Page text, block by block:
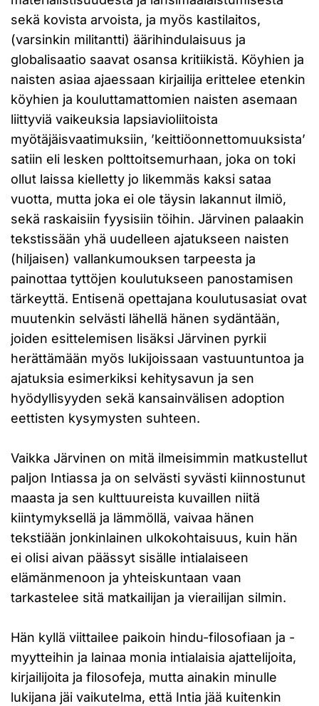
sekä kovista arvoista, ja myös kastilaitos,
(varsinkin militantti) äärihindulaisuus ja
globalisaatio saavat osansa kritiikistä. Köyhien ja
naisten asiaa ajaessaan kirjailija erittelee etenkin
köyhien ja kouluttamattomien naisten asemaan
liittyviä vaikeuksia lapsiavioliitoista
myötäjäisvaatimuksiin, ’keittiöonnettomuuksista’
satiin eli lesken polttoitsemurhaan, joka on toki
ollut laissa kielletty jo likemmäs kaksi sataa
vuotta, mutta joka ei ole täysin lakannut ilmiö,
sekä raskaisiin fyysisiin töihin. Järvinen palaakin
tekstissään yhä uudelleen ajatukseen naisten
(hiljaisen) vallankumouksen tarpeesta ja
painottaa tyttöjen koulutukseen panostamisen
tärkeyttä. Entisenä opettajana koulutusasiat ovat
muutenkin selvästi lähellä hänen sydäntään,
joiden esittelemisen lisäksi Järvinen pyrkii
herättämään myös lukijoissaan vastuuntuntoa ja
ajatuksia esimerkiksi kehitysavun ja sen
hyödyllisyyden sekä kansainvälisen adoption
eettisten kysymysten suhteen.
Vaikka Järvinen on mitä ilmeisimmin matkustellut
paljon Intiassa ja on selvästi syvästi kiinnostunut
maasta ja sen kulttuureista kuvaillen niitä
kiintymyksellä ja lämmöllä, vaivaa hänen
tekstiään jonkinlainen ulkokohtaisuus, kuin hän
ei olisi aivan päässyt sisälle intialaiseen
elämänmenoon ja yhteiskuntaan vaan
tarkastelee sitä matkailijan ja vierailijan silmin.
Hän kyllä viittailee paikoin hindu-filosofiaan ja -
myytteihin ja lainaa monia intialaisia ajattelijoita,
kirjailijoita ja filosofeja, mutta ainakin minulle
lukijana jäi vaikutelma, että Intia jää kuitenkin